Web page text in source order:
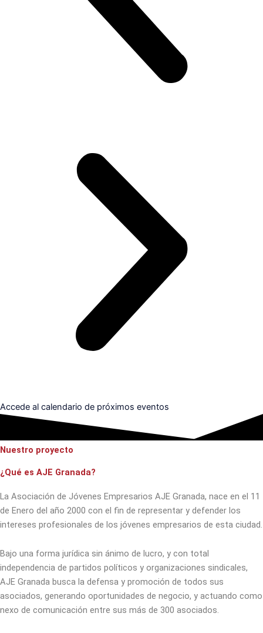
Accede al calendario de próximos eventos
Nuestro proyecto
¿Qué es AJE Granada?
La Asociación de Jóvenes Empresarios AJE Granada, nace en el 11
de Enero del año 2000 con el fin de representar y defender los
intereses profesionales de los jóvenes empresarios de esta ciudad.
Bajo una forma jurídica sin ánimo de lucro, y con total
independencia de partidos políticos y organizaciones sindicales,
AJE Granada busca la defensa y promoción de todos sus
asociados, generando oportunidades de negocio, y actuando como
nexo de comunicación entre sus más de 300 asociados.